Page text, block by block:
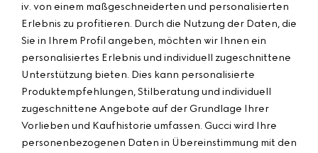
iv. von einem maßgeschneiderten und personalisierten
Erlebnis zu profitieren. Durch die Nutzung der Daten, die
Sie in Ihrem Profil angeben, möchten wir Ihnen ein
personalisiertes Erlebnis und individuell zugeschnittene
Unterstützung bieten. Dies kann personalisierte
Produktempfehlungen, Stilberatung und individuell
zugeschnittene Angebote auf der Grundlage Ihrer
Vorlieben und Kaufhistorie umfassen. Gucci wird Ihre
personenbezogenen Daten in Übereinstimmung mit den